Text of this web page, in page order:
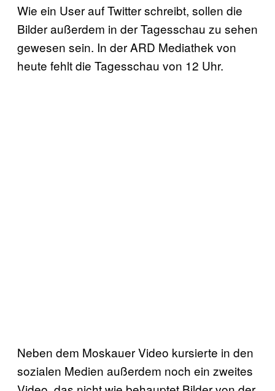
Wie ein User auf Twitter schreibt, sollen die
Bilder außerdem in der Tagesschau zu sehen
gewesen sein. In der ARD Mediathek von
heute fehlt die Tagesschau von 12 Uhr.
Neben dem Moskauer Video kursierte in den
sozialen Medien außerdem noch ein zweites